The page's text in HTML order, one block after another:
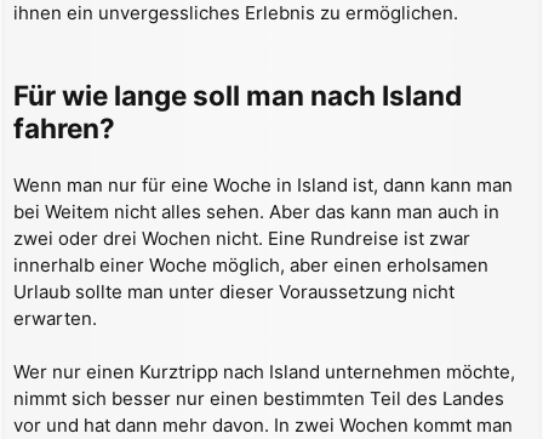
ihnen ein unvergessliches Erlebnis zu ermöglichen.
Für wie lange soll man nach Island
fahren?
Wenn man nur für eine Woche in Island ist, dann kann man
bei Weitem nicht alles sehen. Aber das kann man auch in
zwei oder drei Wochen nicht. Eine Rundreise ist zwar
innerhalb einer Woche möglich, aber einen erholsamen
Urlaub sollte man unter dieser Voraussetzung nicht
erwarten.
Wer nur einen Kurztripp nach Island unternehmen möchte,
nimmt sich besser nur einen bestimmten Teil des Landes
vor und hat dann mehr davon. In zwei Wochen kommt man